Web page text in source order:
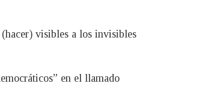
visibles a los invisibles
en el llamado